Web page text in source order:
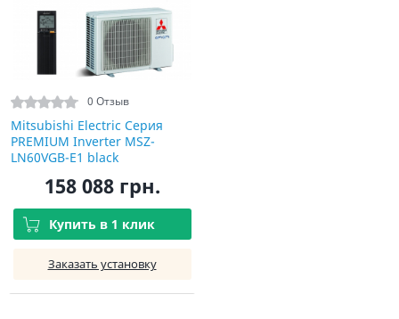
0 Отзыв
Mitsubishi Electric Серия
PREMIUM Inverter MSZ-
LN60VGB-E1 black
158 088 грн.
Купить в 1 клик
Заказать установку